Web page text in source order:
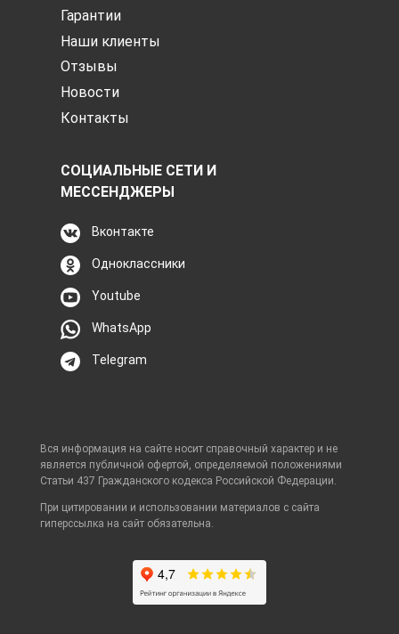
Гарантии
Наши клиенты
Отзывы
Новости
Контакты
СОЦИАЛЬНЫЕ СЕТИ И
МЕССЕНДЖЕРЫ
Вконтакте
Одноклассники
Youtube
WhatsApp
Telegram
Вся информация на сайте носит справочный характер и не
является публичной офертой, определяемой положениями
Статьи 437 Гражданского кодекса Российской Федерации.
При цитировании и использовании материалов с сайта
гиперссылка на сайт обязательна.